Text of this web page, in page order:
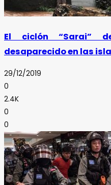
El ciclón “Sarai”
desaparecido en las
29/12/2019
0
2.4K
0
0